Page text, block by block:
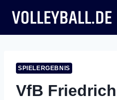
Inhalt
springen
SPIELERGEBNIS
VfB